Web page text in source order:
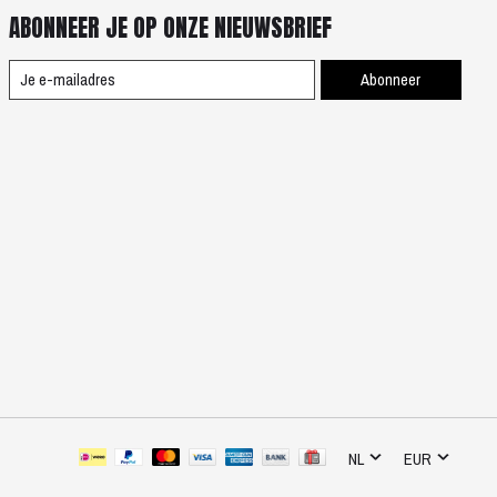
ABONNEER JE OP ONZE NIEUWSBRIEF
Abonneer
NL EUR